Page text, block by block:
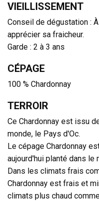
VIEILLISSEMENT
Conseil de dégustation :
apprécier sa fraicheur.
Garde : 2 à 3 ans
CÉPAGE
100 % Chardonnay
TERROIR
Ce Chardonnay est issu
monde, le Pays d'Oc.
Le cépage Chardonnay
aujourd'hui planté dans le
Dans les climats frais
Chardonnay est frais et
climats plus chaud